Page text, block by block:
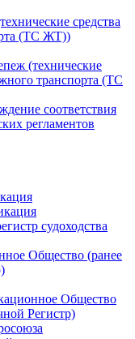
средства
(ТС ЖТ))
(технические
транспорта (ТС
соответствия
регламентов
судоходства
Общество (ранее
Общество
Регистр)